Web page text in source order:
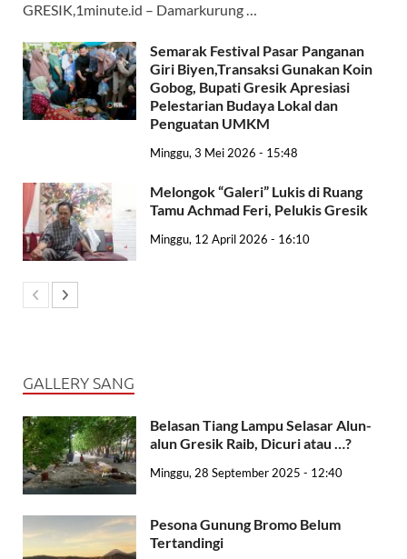
GRESIK,1minute.id – Damarkurung …
Semarak Festival Pasar Panganan
Giri Biyen,Transaksi Gunakan Koin
Gobog, Bupati Gresik Apresiasi
Pelestarian Budaya Lokal dan
Penguatan UMKM
Minggu, 3 Mei 2026 - 15:48
Melongok “Galeri” Lukis di Ruang
Tamu Achmad Feri, Pelukis Gresik
Minggu, 12 April 2026 - 16:10
GALLERY SANG
Belasan Tiang Lampu Selasar Alun-
alun Gresik Raib, Dicuri atau …?
Minggu, 28 September 2025 - 12:40
Pesona Gunung Bromo Belum
Tertandingi